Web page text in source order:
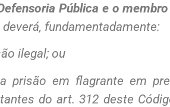
Pública e o
fundamentadamente:
ilegal; ou
prisão em flagrante em
do art. 312 deste